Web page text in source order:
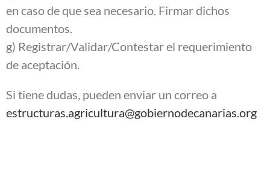
en caso de que sea necesario. Firmar dichos
documentos.
g) Registrar/Validar/Contestar el requerimiento
de aceptación.
Si tiene dudas, pueden enviar un correo a
estructuras.agricultura@gobiernodecanarias.org